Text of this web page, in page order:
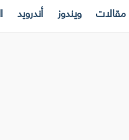
مقالات ويندوز أندرويد